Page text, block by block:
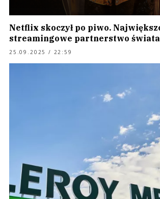
Netflix skoczył po piwo.
streamingowe partnerstwo świata
25.09.2025 / 22:59